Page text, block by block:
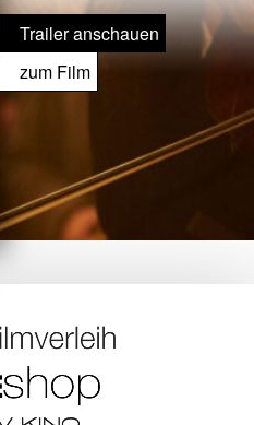
Trailer anschauen
zum Film